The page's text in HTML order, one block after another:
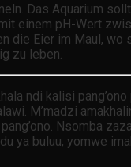
Das Aquarium
einem pH-Wert
die Eier im Maul,
zu leben.
ndi kalisi
M’madzi
Nsomba
ya buluu, yomwe